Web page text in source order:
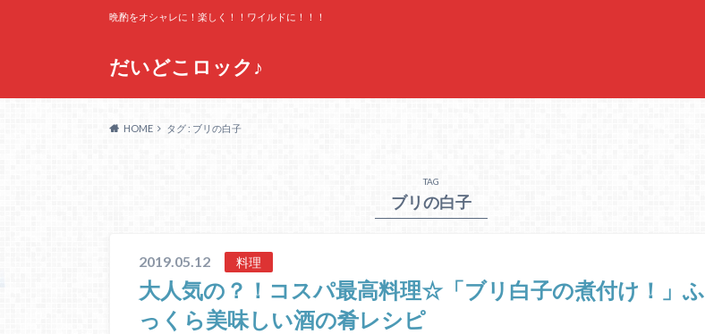
だいどこロック♪
晩酌をオシャレに！楽しく！！ワイルドに！！！
HOME タグ : ブリの白子
TAG
ブリの白子
2019.05.12 料理
大人気の？！コスパ最高料理☆「ブリ白子の煮付け！」ふ
っくら美味しい酒の肴レシピ